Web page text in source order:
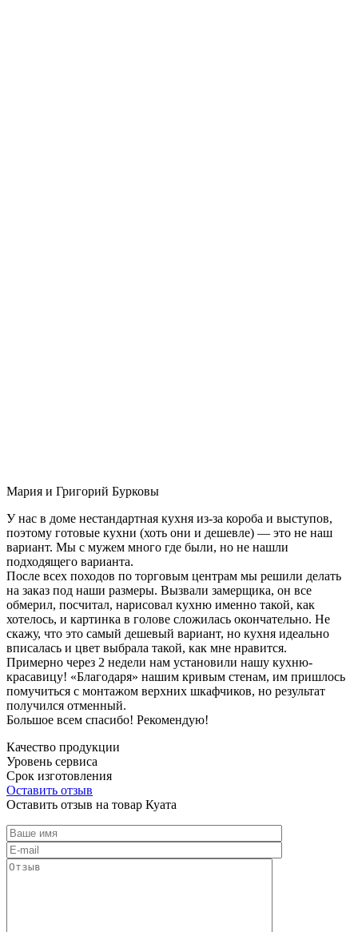
Мария и Григорий Бурковы
У нас в доме нестандартная кухня из-за короба и выступов,
поэтому готовые кухни (хоть они и дешевле) — это не наш
вариант. Мы с мужем много где были, но не нашли
подходящего варианта.
После всех походов по торговым центрам мы решили делать
на заказ под наши размеры. Вызвали замерщика, он все
обмерил, посчитал, нарисовал кухню именно такой, как
хотелось, и картинка в голове сложилась окончательно. Не
скажу, что это самый дешевый вариант, но кухня идеально
вписалась и цвет выбрала такой, как мне нравится.
Примерно через 2 недели нам установили нашу кухню-
красавицу! «Благодаря» нашим кривым стенам, им пришлось
помучиться с монтажом верхних шкафчиков, но результат
получился отменный.
Большое всем спасибо! Рекомендую!
Качество продукции
Уровень сервиса
Срок изготовления
Оставить отзыв
Оставить отзыв на товар Куата